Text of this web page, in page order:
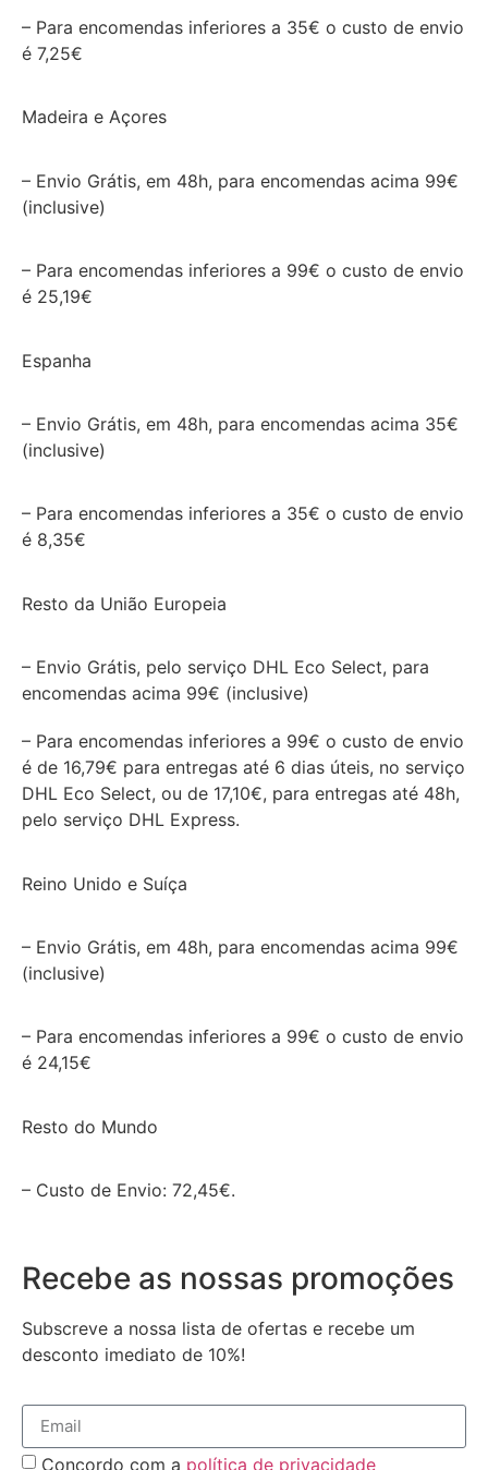
– Para encomendas inferiores a 35€ o custo de envio
é 7,25€
Madeira e Açores
– Envio Grátis, em 48h, para encomendas acima 99€
(inclusive)
– Para encomendas inferiores a 99€ o custo de envio
é 25,19€
Espanha
– Envio Grátis, em 48h, para encomendas acima 35€
(inclusive)
– Para encomendas inferiores a 35€ o custo de envio
é 8,35€
Resto da União Europeia
– Envio Grátis, pelo serviço DHL Eco Select, para
encomendas acima 99€ (inclusive)
– Para encomendas inferiores a 99€ o custo de envio
é de 16,79€ para entregas até 6 dias úteis, no serviço
DHL Eco Select, ou de 17,10€, para entregas até 48h,
pelo serviço DHL Express.
Reino Unido e Suíça
– Envio Grátis, em 48h, para encomendas acima 99€
(inclusive)
– Para encomendas inferiores a 99€ o custo de envio
é 24,15€
Resto do Mundo
– Custo de Envio: 72,45€.
Recebe as nossas promoções
Subscreve a nossa lista de ofertas e recebe um
desconto imediato de 10%!
Concordo com a política de privacidade